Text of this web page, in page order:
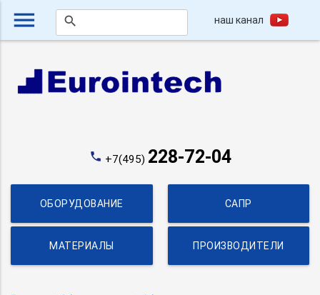
menu search наш канал
phone +7(495) 228-72-04
ОБОРУДОВАНИЕ САПР
МАТЕРИАЛЫ ПРОИЗВОДИТЕЛИ